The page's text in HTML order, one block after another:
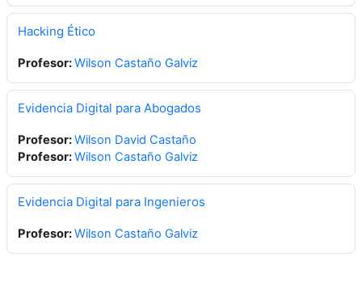
Hacking Ético
Profesor:Wilson Castaño Galviz
Evidencia Digital para Abogados
Profesor:Wilson David Castaño
Profesor:Wilson Castaño Galviz
Evidencia Digital para Ingenieros
Profesor:Wilson Castaño Galviz